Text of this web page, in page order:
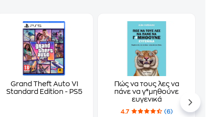
Grand Theft Auto VI
Standard Edition - PS5
Πώς να τους λες να
πάνε να γ*μηθούνε
ευγενικά
4.7
(6)